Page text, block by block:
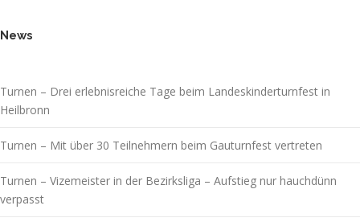
News
Turnen – Drei erlebnisreiche Tage beim Landeskinderturnfest in
Heilbronn
Turnen – Mit über 30 Teilnehmern beim Gauturnfest vertreten
Turnen – Vizemeister in der Bezirksliga – Aufstieg nur hauchdünn
verpasst